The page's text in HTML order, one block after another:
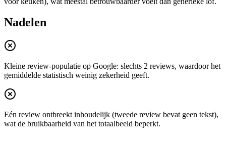
Nadelen
Kleine review-populatie op Google: slechts 2 reviews, waardoor het
gemiddelde statistisch weinig zekerheid geeft.
Eén review ontbreekt inhoudelijk (tweede review bevat geen tekst),
wat de bruikbaarheid van het totaalbeeld beperkt.